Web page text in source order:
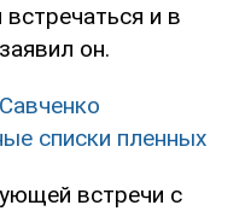
и в
он.
списки пленных
встречи с